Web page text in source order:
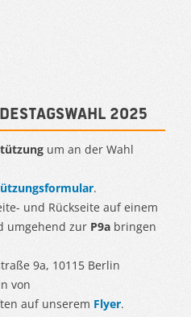
2025
um an der Wahl
.
und Rückseite auf einem
umgehend zur P9a bringen
9a, 10115 Berlin
von
auf unserem Flyer.